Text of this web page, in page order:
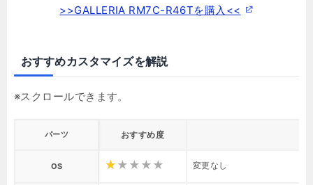
>>GALLERIA RM7C-R46Tを購入<<
おすすめカスタマイズを解説
パーツ おすすめ度
OS 変更なし